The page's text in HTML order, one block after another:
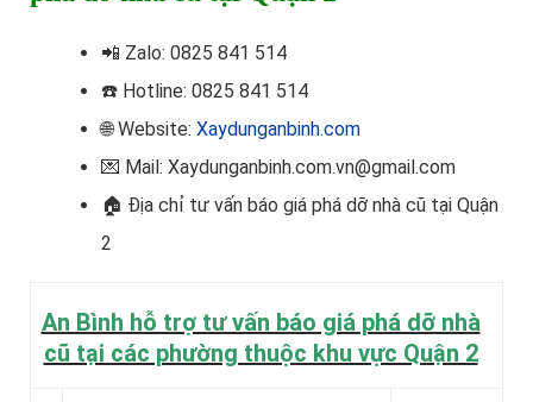
📲 Zalo: 0825 841 514
☎️ Hotline: 0825 841 514
🌐 Website: Xaydunganbinh.com
💌 Mail: Xaydunganbinh.com.vn@gmail.com
🏠 Địa chỉ tư vấn báo giá phá dỡ nhà cũ tại Quận
2
An Bình hỗ trợ tư vấn báo giá phá dỡ nhà
cũ tại các phường thuộc khu vực Quận 2